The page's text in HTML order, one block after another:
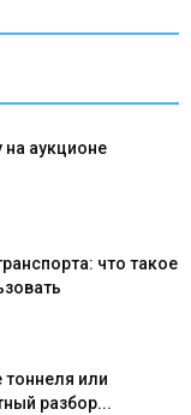
на аукционе
что такое
тоннеля или
разбор...